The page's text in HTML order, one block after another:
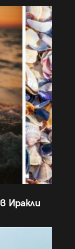
Иракли